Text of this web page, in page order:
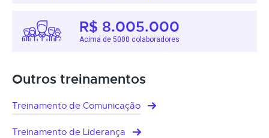
R$ 8.005.000
Acima de 5000 colaboradores
Outros treinamentos
Treinamento de Comunicação
Treinamento de Liderança